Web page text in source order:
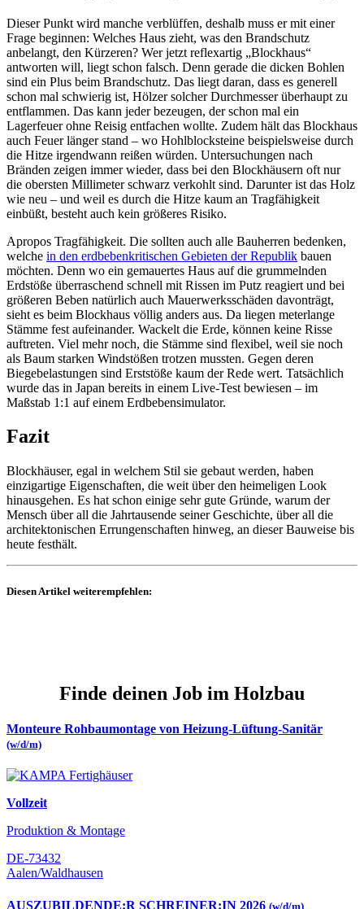
Dieser Punkt wird manche verblüffen, deshalb muss er mit einer
Frage beginnen: Welches Haus zieht, was den Brandschutz
anbelangt, den Kürzeren? Wer jetzt reflexartig „Blockhaus“
antworten will, liegt schon falsch. Denn gerade die dicken Bohlen
sind ein Plus beim Brandschutz. Das liegt daran, dass es generell
schon mal schwierig ist, Hölzer solcher Durchmesser überhaupt zu
entflammen. Das kann jeder bezeugen, der schon mal ein
Lagerfeuer ohne Reisig entfachen wollte. Zudem hält das Blockhaus
auch Feuer länger stand – wo Hohlblocksteine beispielsweise durch
die Hitze irgendwann reißen würden. Untersuchungen nach
Bränden zeigen immer wieder, dass bei den Blockhäusern oft nur
die obersten Millimeter schwarz verkohlt sind. Darunter ist das Holz
wie neu – und weil es durch die Hitze kaum an Tragfähigkeit
einbüßt, besteht auch kein größeres Risiko.
Apropos Tragfähigkeit. Die sollten auch alle Bauherren bedenken,
welche in den erdbebenkritischen Gebieten der Republik bauen
möchten. Denn wo ein gemauertes Haus auf die grummelnden
Erdstöße überraschend schnell mit Rissen im Putz reagiert und bei
größeren Beben natürlich auch Mauerwerksschäden davonträgt,
sieht es beim Blockhaus völlig anders aus. Da liegen meterlange
Stämme fest aufeinander. Wackelt die Erde, können keine Risse
auftreten. Viel mehr noch, die Stämme sind flexibel, weil sie noch
als Baum starken Windstößen trotzen mussten. Gegen deren
Biegebelastungen sind Erststöße kaum der Rede wert. Tatsächlich
wurde das in Japan bereits in einem Live-Test bewiesen – im
Maßstab 1:1 auf einem Erdbebensimulator.
Fazit
Blockhäuser, egal in welchem Stil sie gebaut werden, haben
einzigartige Eigenschaften, die weit über den heimeligen Look
hinausgehen. Es hat schon einige sehr gute Gründe, warum der
Mensch über all die Jahrtausende seiner Geschichte, über all die
architektonischen Errungenschaften hinweg, an dieser Bauweise bis
heute festhält.
Diesen Artikel weiterempfehlen:
Finde deinen Job im Holzbau
Monteure Rohbaumontage von Heizung-Lüftung-Sanitär
(w/d/m)
Vollzeit
Produktion & Montage
DE-73432
Aalen/Waldhausen
AUSZUBILDENDE:R SCHREINER:IN 2026 (w/d/m)